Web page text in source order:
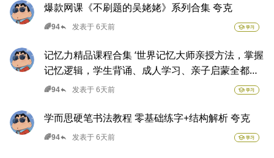
爆款网课《不刷题的吴姥姥》系列合集 夸克
🌈94reply 发表于 6天前 school 学习
记忆力精品课程合集 ‘世界记忆大师亲授方法，掌握
记忆逻辑，学生背诵、成人学习、亲子启蒙全都适
用
🌈94reply 发表于 6天前 school 学习
学而思硬笔书法教程 零基础练字+结构解析 ​​​夸克
🌈94reply 发表于 6天前 school 学习